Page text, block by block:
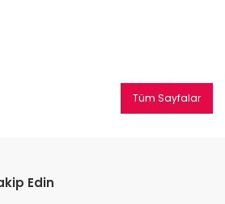
Tüm Sayfalar
Edin